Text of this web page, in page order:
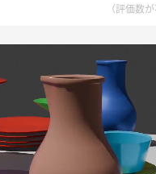
（評価数